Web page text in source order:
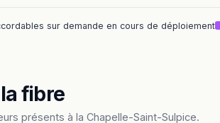
sur demande en cours de déploiement
fibre
présents à la Chapelle-Saint-Sulpice.